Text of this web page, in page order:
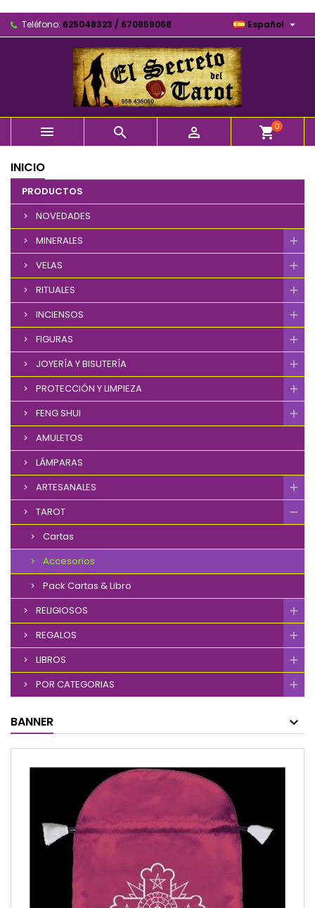
Teléfono: 625048323 / 670859068 Español 
   shopping_cart0
INICIO
PRODUCTOS
NOVEDADES
MINERALES
VELAS
RITUALES
INCIENSOS
FIGURAS
JOYERÍA Y BISUTERÍA
PROTECCIÓN Y LIMPIEZA
FENG SHUI
AMULETOS
LÁMPARAS
ARTESANALES
TAROT
Cartas
Accesorios
Pack Cartas & Libro
RELIGIOSOS
REGALOS
LIBROS
POR CATEGORIAS
BANNER